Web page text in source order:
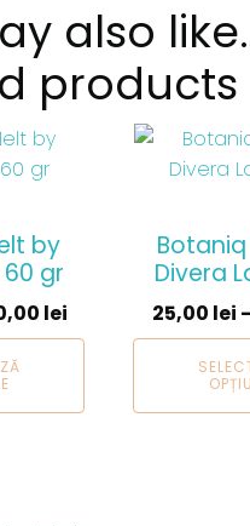
also
products
by
gr
lei
Divera
25,00 lei
Acest
produs
multe
variații.
Opțiunile
pot
alese